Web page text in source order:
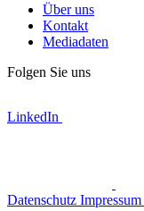
Über uns
Kontakt
Mediadaten
Folgen Sie uns
LinkedIn
Datenschutz Impressum